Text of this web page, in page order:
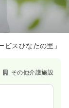
スひなたの里」
その他介護施設